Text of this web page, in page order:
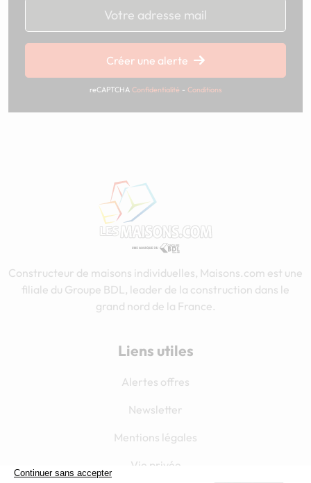
Chargement...
Créer une alerte
reCAPTCHA Confidentialité - Conditions
Constructeur de maisons individuelles, Maisons.com est une
filiale du Groupe BDL, leader de la construction dans le
grand nord de la France.
Liens utiles
Alertes offres
Newsletter
Mentions légales
Vie privée